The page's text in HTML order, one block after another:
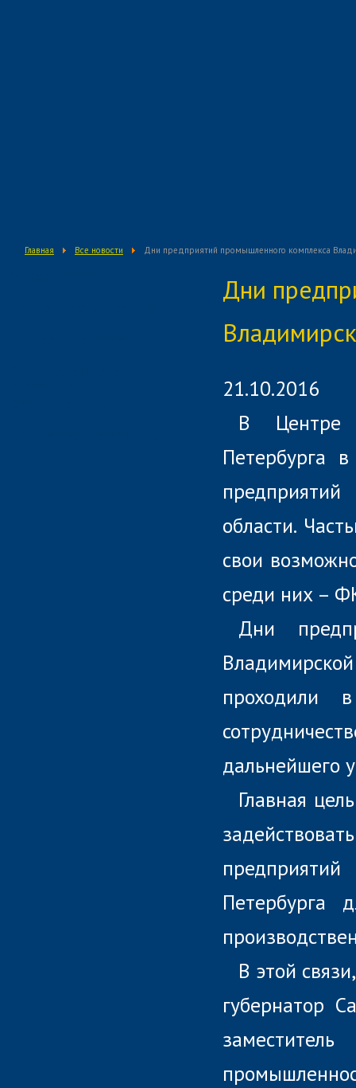
Главная Все новости Дни предприятий промышленного комплекса
Дни
21.10.2016
В Центре
Петербурга
области.
свои
среди них –
Дни
проходили
дальнейшего
Главная
Петербурга
В этой
губернатор